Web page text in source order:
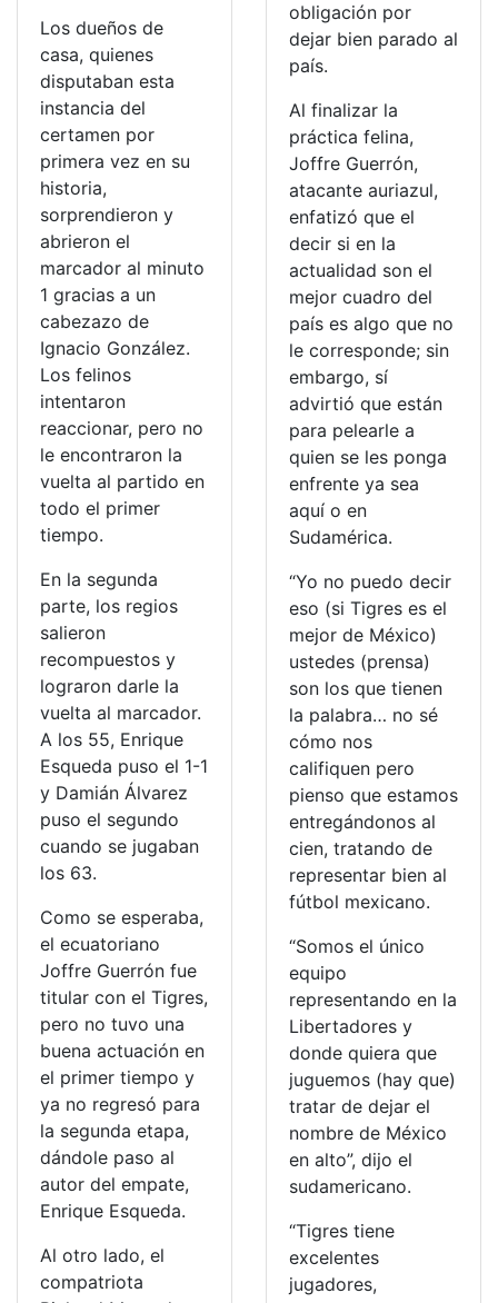
Los dueños de
casa, quienes
disputaban esta
instancia del
certamen por
primera vez en su
historia,
sorprendieron y
abrieron el
marcador al minuto
1 gracias a un
cabezazo de
Ignacio González.
Los felinos
intentaron
reaccionar, pero no
le encontraron la
vuelta al partido en
todo el primer
tiempo.
En la segunda
parte, los regios
salieron
recompuestos y
lograron darle la
vuelta al marcador.
A los 55, Enrique
Esqueda puso el 1-1
y Damián Álvarez
puso el segundo
cuando se jugaban
los 63.
Como se esperaba,
el ecuatoriano
Joffre Guerrón fue
titular con el Tigres,
pero no tuvo una
buena actuación en
el primer tiempo y
ya no regresó para
la segunda etapa,
dándole paso al
autor del empate,
Enrique Esqueda.
Al otro lado, el
compatriota
obligación por
dejar bien parado al
país.
Al finalizar la
práctica felina,
Joffre Guerrón,
atacante auriazul,
enfatizó que el
decir si en la
actualidad son el
mejor cuadro del
país es algo que no
le corresponde; sin
embargo, sí
advirtió que están
para pelearle a
quien se les ponga
enfrente ya sea
aquí o en
Sudamérica.
“Yo no puedo decir
eso (si Tigres es el
mejor de México)
ustedes (prensa)
son los que tienen
la palabra… no sé
cómo nos
califiquen pero
pienso que estamos
entregándonos al
cien, tratando de
representar bien al
fútbol mexicano.
“Somos el único
equipo
representando en la
Libertadores y
donde quiera que
juguemos (hay que)
tratar de dejar el
nombre de México
en alto”, dijo el
sudamericano.
“Tigres tiene
excelentes
jugadores,